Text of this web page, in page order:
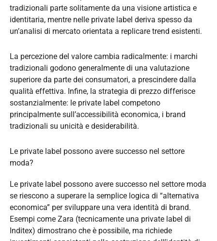
tradizionali parte solitamente da una visione artistica e
identitaria, mentre nelle private label deriva spesso da
un’analisi di mercato orientata a replicare trend esistenti.
La percezione del valore cambia radicalmente: i marchi
tradizionali godono generalmente di una valutazione
superiore da parte dei consumatori, a prescindere dalla
qualità effettiva. Infine, la strategia di prezzo differisce
sostanzialmente: le private label competono
principalmente sull’accessibilità economica, i brand
tradizionali su unicità e desiderabilità.
Le private label possono avere successo nel settore
moda?
Le private label possono avere successo nel settore moda
se riescono a superare la semplice logica di “alternativa
economica” per sviluppare una vera identità di brand.
Esempi come Zara (tecnicamente una private label di
Inditex) dimostrano che è possibile, ma richiede